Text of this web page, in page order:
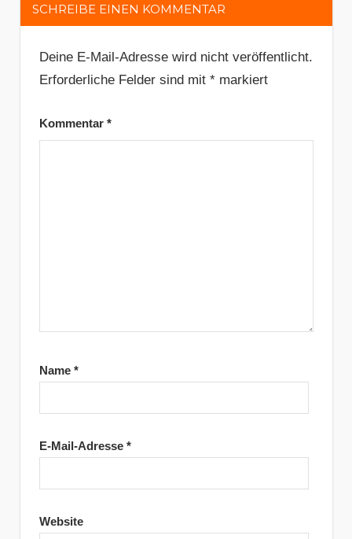
SCHREIBE EINEN KOMMENTAR
Deine E-Mail-Adresse wird nicht veröffentlicht.
Erforderliche Felder sind mit *markiert
Kommentar *
Name *
E-Mail-Adresse *
Website